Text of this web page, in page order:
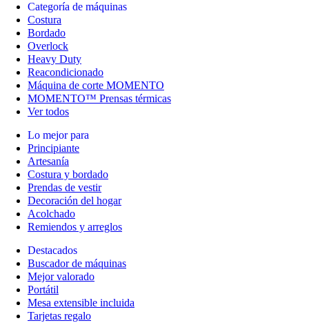
Categoría de máquinas
Costura
Bordado
Overlock
Heavy Duty
Reacondicionado
Máquina de corte MOMENTO
MOMENTO™ Prensas térmicas
Ver todos
Lo mejor para
Principiante
Artesanía
Costura y bordado
Prendas de vestir
Decoración del hogar
Acolchado
Remiendos y arreglos
Destacados
Buscador de máquinas
Mejor valorado
Portátil
Mesa extensible incluida
Tarjetas regalo